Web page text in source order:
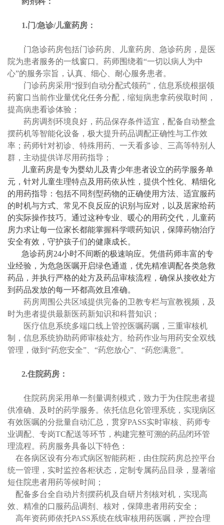
1.门/急诊/儿童药房：
门急诊药房包括门诊药房、儿童药房、急诊药房，是医
院为患者服务的一线窗口。药师围绕着“一切以病人为中
心”的服务宗旨，认真、细心、耐心服务患者。
门诊药房采用“报到自动分配式领药”，信息系统根据领
药窗口当前作业量优化任务分配，缩短病患拿药侯取时间，
提高病患看诊体验；
药房调剂环境良好，药品保存条件适宜，配备自动整盒
摆药机等智能化设备，极大提升药品调配正确性与工作效
率；药师针对初诊、特殊用药、一天看多诊、三高等特别人
群，主动提供详尽用药指导；
儿童药房是专为婴幼儿及青少年患者设立的药学服务单
元，针对儿童生理特点及用药依从性，提供个性化、精细化
的用药指导：包括不同剂型药物的正确使用方法、适宜服药
的时机与方式、常见不良反应的识别与应对，以及居家给药
的实际操作技巧。通过这种专业、暖心的用药交代，儿童药
房力求让每一位家长都能掌握科学喂药知识，保障药物治疗
安全有效，守护孩子们的健康成长。
急诊药房24小时不间断的极速响应。凭借药师丰富的专
业经验，为危急医嘱开启绿色通道，优先精准调配各类急救
药品，并执行严格的处方及药品审核流程，确保从接收处方
到药品发放的每一环都高效且准确。
药房周围公共区域提供完备的卫教专栏与宣教视频，及
时为患者提供最新医药新知识和科普知识；
医疗信息系统多端口线上管控医嘱药嘱，三重审核机
制，信息系统协助药师审核处方。给药作业与用药安全双线
管理，做到“药您安全”、“药您放心”、“药您满意”。
2.住院药房：
住院药房采用单一剂量调剂模式，致力于为住院患者提
供准确、及时的药学服务。依托信息化管理系统，实现病区
有效医嘱的分批量自动汇总，贯穿PASS实时审核、药师专
业调配、专岗TC配送等环节，构建完整可溯的药品闭环管
理流程。药房服务具备以下特色：
在各病区设有分布式病区智能药柜，由住院药房总控平台
统一管理，实时监控各柜状态，定制专属药品目录，显著缩
短住院患者用药等候时间；
配备多台全自动片剂摆药机及自研片剂核对机，实现高
效、精准的口服药品调剂、核对，保障患者用药安全；
高年资药师依托PASS系统在线审核用药医嘱，严控合理